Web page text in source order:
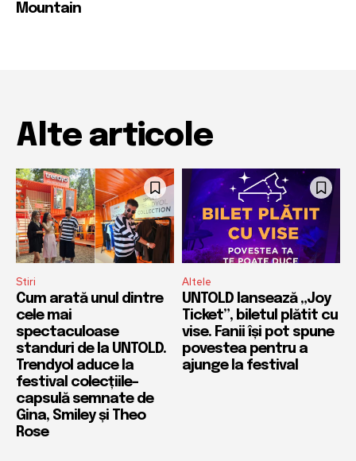
Mountain
Alte articole
Stiri
Cum arată unul dintre
cele mai
spectaculoase
standuri de la UNTOLD.
Trendyol aduce la
festival colecțiile-
capsulă semnate de
Gina, Smiley și Theo
Rose
Altele
UNTOLD lansează „Joy
Ticket”, biletul plătit cu
vise. Fanii își pot spune
povestea pentru a
ajunge la festival